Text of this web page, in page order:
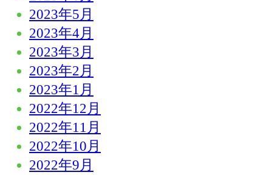
2023年5月
2023年4月
2023年3月
2023年2月
2023年1月
2022年12月
2022年11月
2022年10月
2022年9月